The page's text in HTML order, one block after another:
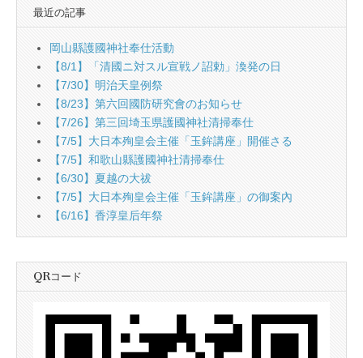
最近の記事
岡山縣護國神社奉仕活動
【8/1】「清國ニ対スル宣戦ノ詔勅」渙発の日
【7/30】明治天皇例祭
【8/23】第六回國防研究會のお知らせ
【7/26】第三回埼玉県護國神社清掃奉仕
【7/5】大日本殉皇会主催「玉鉾講座」開催さる
【7/5】和歌山縣護國神社清掃奉仕
【6/30】夏越の大祓
【7/5】大日本殉皇会主催「玉鉾講座」の御案內
【6/16】香淳皇后年祭
QRコード